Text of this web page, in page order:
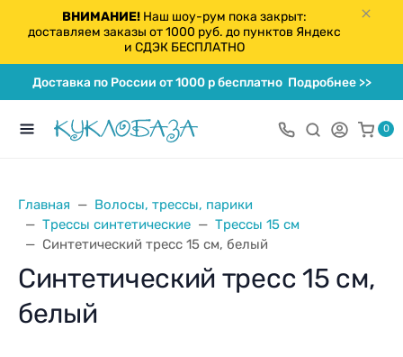
ВНИМАНИЕ!Наш шоу-рум пока закрыт:
доставляем заказы от 1000 руб. до пунктов Яндекс
и СДЭК БЕСПЛАТНО
Доставка по России от 1000 р бесплатноПодробнее >>
0
Главная
Волосы, трессы, парики
Трессы синтетические
Трессы 15 см
Синтетический тресс 15 см, белый
Синтетический тресс 15 см,
белый